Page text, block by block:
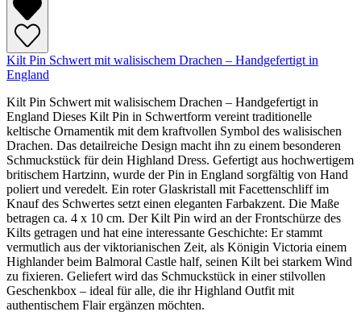
Kilt Pin Schwert mit walisischem Drachen – Handgefertigt in
England
Kilt Pin Schwert mit walisischem Drachen – Handgefertigt in
England Dieses Kilt Pin in Schwertform vereint traditionelle
keltische Ornamentik mit dem kraftvollen Symbol des walisischen
Drachen. Das detailreiche Design macht ihn zu einem besonderen
Schmuckstück für dein Highland Dress. Gefertigt aus hochwertigem
britischem Hartzinn, wurde der Pin in England sorgfältig von Hand
poliert und veredelt. Ein roter Glaskristall mit Facettenschliff im
Knauf des Schwertes setzt einen eleganten Farbakzent. Die Maße
betragen ca. 4 x 10 cm. Der Kilt Pin wird an der Frontschürze des
Kilts getragen und hat eine interessante Geschichte: Er stammt
vermutlich aus der viktorianischen Zeit, als Königin Victoria einem
Highlander beim Balmoral Castle half, seinen Kilt bei starkem Wind
zu fixieren. Geliefert wird das Schmuckstück in einer stilvollen
Geschenkbox – ideal für alle, die ihr Highland Outfit mit
authentischem Flair ergänzen möchten.